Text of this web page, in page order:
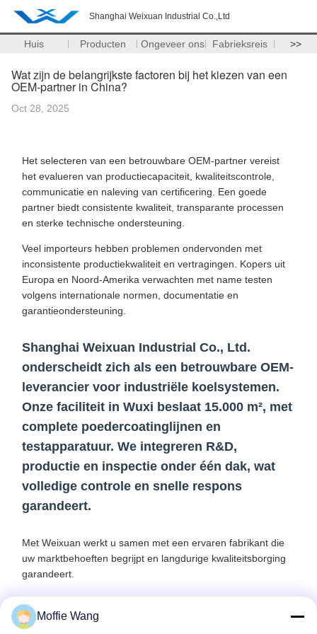
Shanghai Weixuan Industrial Co.,Ltd
Huis Producten Ongeveer ons Fabrieksreis >>
Wat zijn de belangrijkste factoren bij het kiezen van een
OEM-partner in China?
Oct 28, 2025
Het selecteren van een betrouwbare OEM-partner vereist
het evalueren van productiecapaciteit, kwaliteitscontrole,
communicatie en naleving van certificering. Een goede
partner biedt consistente kwaliteit, transparante processen
en sterke technische ondersteuning.
Veel importeurs hebben problemen ondervonden met
inconsistente productiekwaliteit en vertragingen. Kopers uit
Europa en Noord-Amerika verwachten met name testen
volgens internationale normen, documentatie en
garantieondersteuning.
Shanghai Weixuan Industrial Co., Ltd.
onderscheidt zich als een betrouwbare OEM-
leverancier voor industriële koelsystemen.
Onze faciliteit in Wuxi beslaat 15.000 m², met
complete poedercoatinglijnen en
testapparatuur. We integreren R&D,
productie en inspectie onder één dak, wat
volledige controle en snelle respons
garandeert.
Met Weixuan werkt u samen met een ervaren fabrikant die
uw marktbehoeften begrijpt en langdurige kwaliteitsborging
garandeert.
Moffie Wang